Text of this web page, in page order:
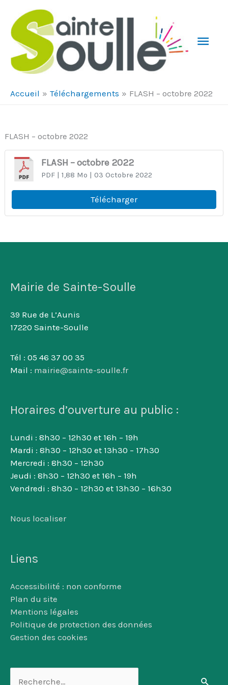
Accueil Téléchargements FLASH – octobre 2022
FLASH – octobre 2022
FLASH – octobre 2022
PDF| 1,88 Mo | 03 Octobre 2022
Télécharger
Mairie de Sainte-Soulle
39 Rue de L’Aunis
17220 Sainte-Soulle
Tél : 05 46 37 00 35
Mail : mairie@sainte-soulle.fr
Horaires d’ouverture au public :
Lundi : 8h30 – 12h30 et 16h – 19h
Mardi : 8h30 – 12h30 et 13h30 – 17h30
Mercredi : 8h30 – 12h30
Jeudi : 8h30 – 12h30 et 16h – 19h
Vendredi : 8h30 – 12h30 et 13h30 – 16h30
Nous localiser
Liens
Accessibilité : non conforme
Plan du site
Mentions légales
Politique de protection des données
Gestion des cookies